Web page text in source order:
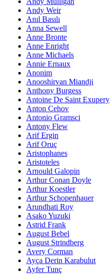
Andy Weir
Anıl Basılı
Anna Sewell
Anne Bronte
Anne Enright
Anne Michaels
Annie Ernaux
Anonim
Anooshirvan Miandji
Anthony Burgess
Antoine De Saint Exupery
Anton Cehov
Antonio Gramsci
Antony Flew
Arif Ergin
Arif Oruç
Aristophanes
Aristoteles
Arnould Galopin
Arthur Conan Doyle
Arthur Koestler
Arthur Schopenhauer
Arundhati Roy
Asako Yuzuki
Astrid Frank
August Bebel
August Strindberg
Avery Corman
Ayça Derin Karabulut
Ayfer Tunç